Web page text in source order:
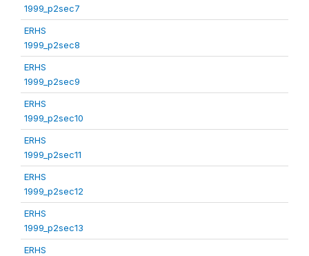
1999_p2sec7
ERHS
1999_p2sec8
ERHS
1999_p2sec9
ERHS
1999_p2sec10
ERHS
1999_p2sec11
ERHS
1999_p2sec12
ERHS
1999_p2sec13
ERHS